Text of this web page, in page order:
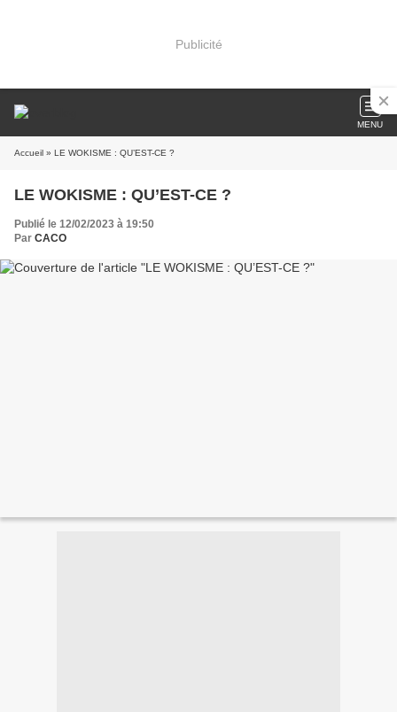
Publicité
MENU
Accueil » LE WOKISME : QU’EST-CE ?
LE WOKISME : QU’EST-CE ?
Publié le 12/02/2023 à 19:50
Par CACO